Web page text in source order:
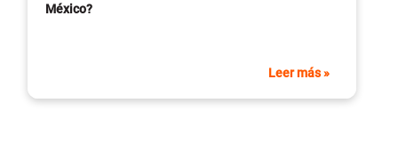
México?
Leer más »